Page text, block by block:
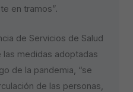
en tramos”.
de Servicios de Salud
medidas adoptadas
de la pandemia, “se
de las personas,